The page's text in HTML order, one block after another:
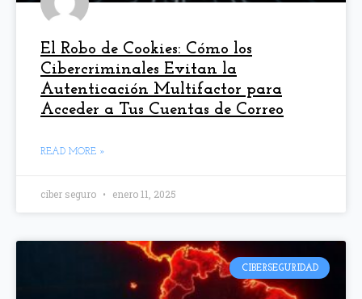
El Robo de Cookies: Cómo los
Cibercriminales Evitan la
Autenticación Multifactor para
Acceder a Tus Cuentas de Correo
READ MORE »
ciber seguro enero 11, 2025
CIBERSEGURIDAD